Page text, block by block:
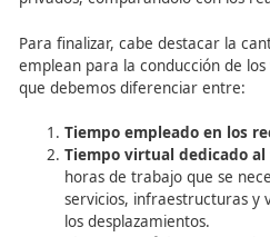
(10,7%).
Sin embargo, cuando
desplazamientos diarios en
mitad de los trayectos (
aunque elvehículo privado
bastante significativa (34,2% ).